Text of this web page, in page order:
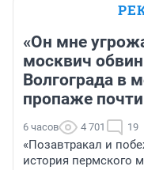
«Он мне
москвич
Волгограда в
пропаже
6 часов 4 701 19
«Позавтракал и
история пермского